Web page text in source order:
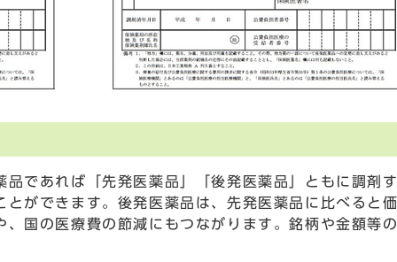
であれば「先発医薬品」「後発医薬品」ともに調剤
ができます。後発医薬品は、先発医薬品に比べると
国の医療費の節減にもつながります。銘柄や金額等